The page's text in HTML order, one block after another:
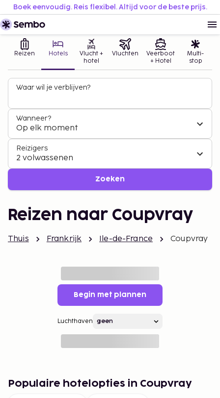
Boek eenvoudig. Reis flexibel. Altijd voor de beste prijs.
Reizen Hotels
Vlucht +
hotel
Vluchten
Veerboot
+ Hotel
Multi-
stop
Waar wil je verblijven?
Wanneer?
Op elk moment
Reizigers
2 volwassenen
Zoeken
Reizen naar Coupvray
Thuis Frankrijk Ile-de-France Coupvray
Begin met plannen
Luchthaven
Populaire hotelopties in Coupvray